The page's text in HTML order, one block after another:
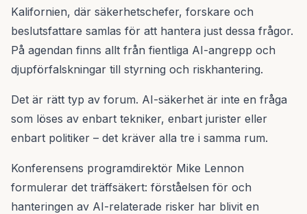
Kalifornien, där säkerhetschefer, forskare och
beslutsfattare samlas för att hantera just dessa frågor.
På agendan finns allt från fientliga AI-angrepp och
djupförfalskningar till styrning och riskhantering.
Det är rätt typ av forum. AI-säkerhet är inte en fråga
som löses av enbart tekniker, enbart jurister eller
enbart politiker – det kräver alla tre i samma rum.
Konferensens programdirektör Mike Lennon
formulerar det träffsäkert: förståelsen för och
hanteringen av AI-relaterade risker har blivit en